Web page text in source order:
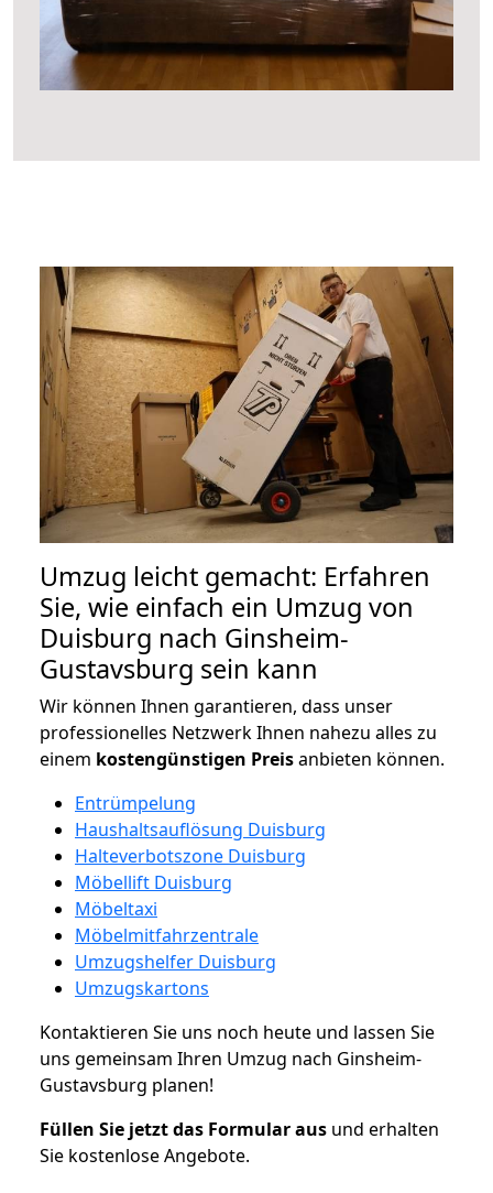
Umzug leicht gemacht: Erfahren
Sie, wie einfach ein Umzug von
Duisburg nach Ginsheim-
Gustavsburg sein kann
Wir können Ihnen garantieren, dass unser
professionelles Netzwerk Ihnen nahezu alles zu
einem kostengünstigen Preisanbieten können.
Entrümpelung
Haushaltsauflösung Duisburg
Halteverbotszone Duisburg
Möbellift Duisburg
Möbeltaxi
Möbelmitfahrzentrale
Umzugshelfer Duisburg
Umzugskartons
Kontaktieren Sie uns noch heute und lassen Sie
uns gemeinsam Ihren Umzug nach Ginsheim-
Gustavsburg planen!
Füllen Sie jetzt das Formular aus und erhalten
Sie kostenlose Angebote.